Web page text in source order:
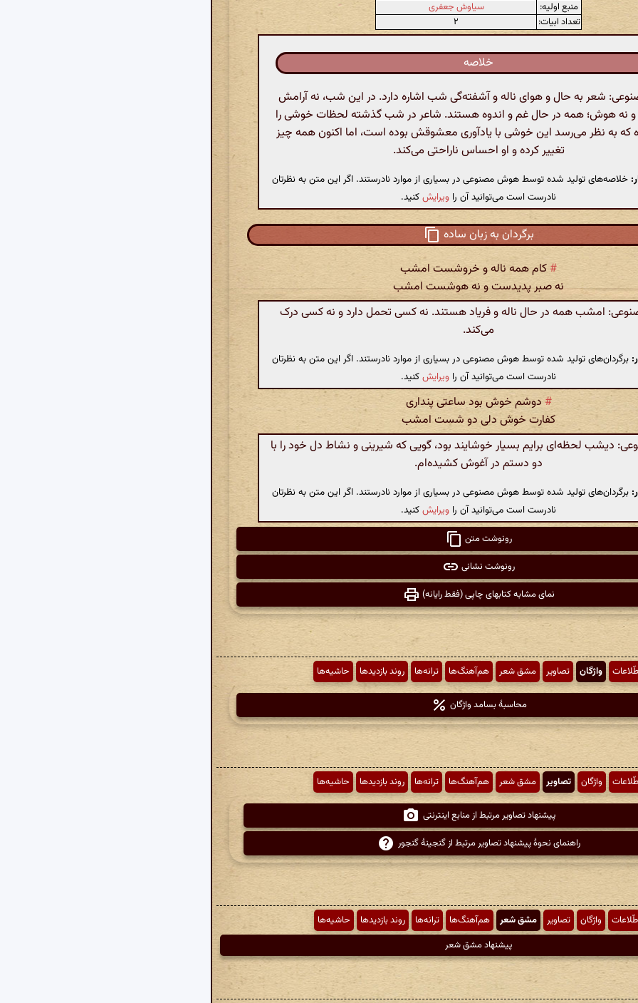
منبع اولیه:
سیاوش جعفری
تعداد ابیات:
۲
خلاصه
شعر به حال و هوای ناله و آشفته‌گی شب اشاره دارد. در این شب، نه آرامش
و نه هوش؛ همه در حال غم و اندوه هستند. شاعر در شب گذشته لحظات خوشی را
که به نظر می‌رسد این خوشی با یادآوری معشوقش بوده است، اما اکنون همه چیز
تغییر کرده و او احساس ناراحتی می‌کند.
خلاصه‌های تولید شده توسط هوش مصنوعی در بسیاری از موارد نادرستند. اگر این متن به نظرتان
نادرست است می‌توانید آن را ویرایشکنید.
برگردان به زبان ساده
# کام همه ناله و خروشست امشب
نه صبر پدیدست و نه هوشست امشب
امشب همه در حال ناله و فریاد هستند. نه کسی تحمل دارد و نه کسی درک
می‌کند.
برگردان‌های تولید شده توسط هوش مصنوعی در بسیاری از موارد نادرستند. اگر این متن به نظرتان
نادرست است می‌توانید آن را ویرایشکنید.
#دوشم خوش بود ساعتی پنداری
کفارت خوش دلی دو شست امشب
دیشب لحظه‌ای برایم بسیار خوشایند بود، گویی که شیرینی و نشاط دل خود را با
دو دستم در آغوش کشیده‌ام.
برگردان‌های تولید شده توسط هوش مصنوعی در بسیاری از موارد نادرستند. اگر این متن به نظرتان
نادرست است می‌توانید آن را ویرایشکنید.
رونوشت متن
رونوشت نشانی
نمای مشابه کتابهای چاپی (فقط رایانه)
واژگان تصاویر مشق شعر هم‌آهنگ‌ها ترانه‌ها روند بازدیدها حاشیه‌ها
محاسبهٔ بسامد واژگان
واژگان تصاویر مشق شعر هم‌آهنگ‌ها ترانه‌ها روند بازدیدها حاشیه‌ها
پیشنهاد تصاویر مرتبط از منابع اینترنتی
راهنمای نحوهٔ پیشنهاد تصاویر مرتبط از گنجینهٔ گنجور
واژگان تصاویر مشق شعر هم‌آهنگ‌ها ترانه‌ها روند بازدیدها
حاشیه‌ها
پیشنهاد مشق شعر